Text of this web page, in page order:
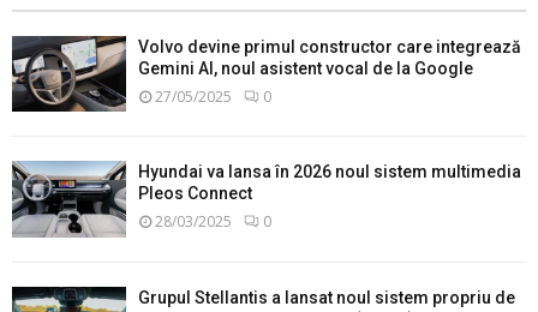
Volvo devine primul constructor care integrează
Gemini AI, noul asistent vocal de la Google
27/05/2025 0
Hyundai va lansa în 2026 noul sistem multimedia
Pleos Connect
28/03/2025 0
Grupul Stellantis a lansat noul sistem propriu de